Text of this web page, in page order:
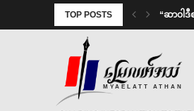
TOP POSTS “ဆာဝါ
MYAELATT ATHAN